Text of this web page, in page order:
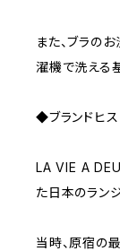
また、ブラの
濯機で洗える
◆ブランドヒス
LA VIE A
た日本のランジ
当時、原宿の